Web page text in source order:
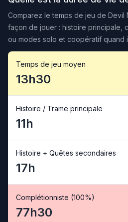
Comparez le temps de jeu de Devil
façon de jouer : histoire principale,
ou modes solo et coopératif quand
Temps de jeu moyen
13h30
Histoire / Trame principale
11h
Histoire + Quêtes secondaires
17h
Complétionniste (100%)
77h30